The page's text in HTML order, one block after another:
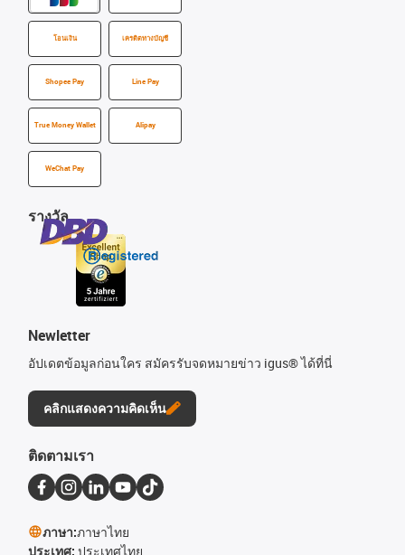
โอนเงิน เครดิตทางบัญชี
Shopee Pay Line Pay
True Money Wallet Alipay
WeChat Pay
รางวัล
Newletter
อัปเดตข้อมูลก่อนใคร สมัครรับจดหมายข่าว igus® ได้ที่นี่
คลิกแสดงความคิดเห็น
ติดตามเรา
ภาษา:ภาษาไทย
ประเทศ: ประเทศไทย